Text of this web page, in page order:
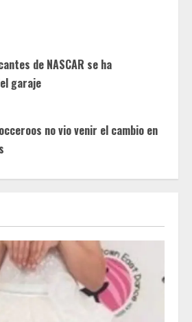
de NASCAR se ha
garaje
no vio venir el cambio en